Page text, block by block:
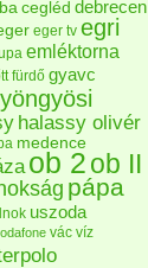
cegléd debrecen
eger tv egri
emléktorna
fürdő gyavc
halassy olivér
medence
ob 2ob II
pápa
uszoda
vác víz